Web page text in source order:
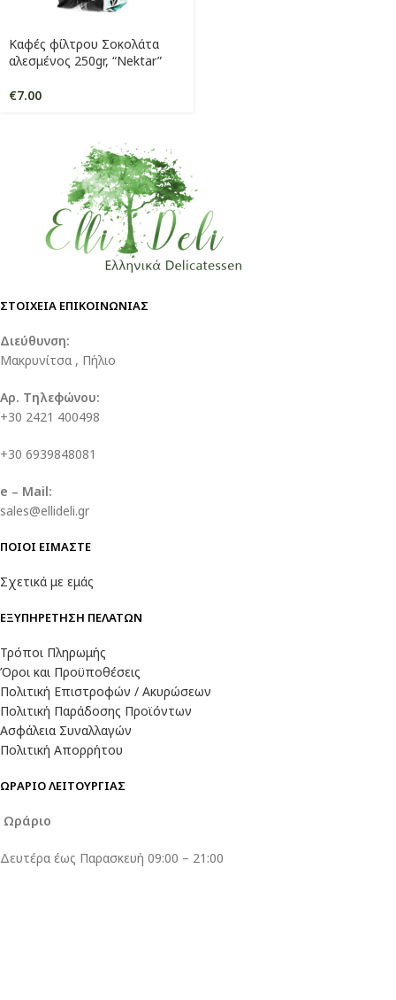
Καφές φίλτρου Σοκολάτα
αλεσμένος 250gr, “Nektar”
€7.00
ΣΤΟΙΧΕΙΑ ΕΠΙΚΟΙΝΩΝΙΑΣ
Διεύθυνση:
Μακρυνίτσα , Πήλιο
Αρ. Τηλεφώνου:
+30 2421 400498
+30 6939848081
e – Mail:
sales@ellideli.gr
ΠΟΙΟΙ ΕΙΜΑΣΤΕ
Σχετικά με εμάς
ΕΞΥΠΗΡΕΤΗΣΗ ΠΕΛΑΤΩΝ
Τρόποι Πληρωμής
Όροι και Προϋποθέσεις
Πολιτική Επιστροφών / Ακυρώσεων
Πολιτική Παράδοσης Προϊόντων
Ασφάλεια Συναλλαγών
Πολιτική Απορρήτου
ΩΡΑΡΙΟ ΛΕΙΤΟΥΡΓΙΑΣ
Ωράριο
Δευτέρα έως Παρασκευή 09:00 – 21:00